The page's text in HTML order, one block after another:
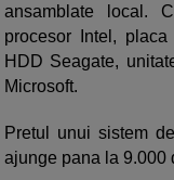
ansamblate local.
procesor Intel,
HDD Seagate,
Microsoft.
Pretul unui sistem
ajunge pana la 9.000